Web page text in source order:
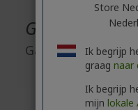
Garantie
Garantie
Store
Ik begrijp
graag naar
Ik begrijp
mijn lokale